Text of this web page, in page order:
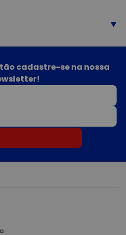
cadastre-se na nossa